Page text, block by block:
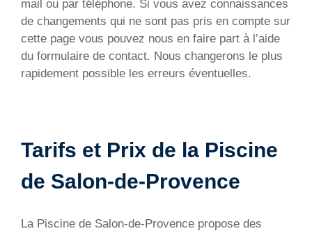
mail ou par téléphone. Si vous avez connaissances
de changements qui ne sont pas pris en compte sur
cette page vous pouvez nous en faire part à l’aide
du formulaire de contact. Nous changerons le plus
rapidement possible les erreurs éventuelles.
Tarifs et Prix de la Piscine
de Salon-de-Provence
La Piscine de Salon-de-Provence propose des